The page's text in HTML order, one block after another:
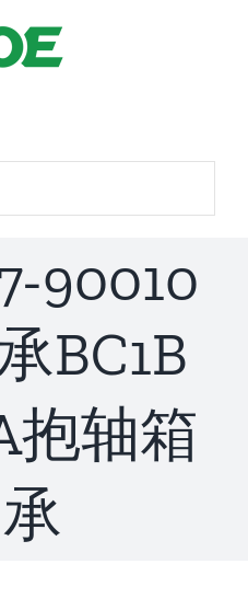
90010
BC1B
抱轴箱